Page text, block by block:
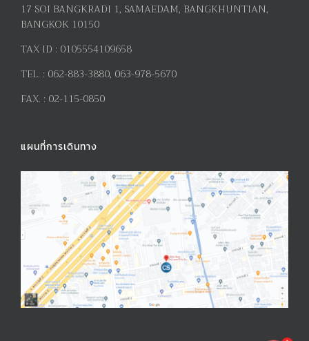
17 SOI BANGKRADI 1, SAMAEDAM, BANGKHUNTIAN,
BANGKOK 10150
TAX ID : 0105554109658
TEL. : 062-883-3880, 063-978-5670
FAX. : 02-115-0850
แผนที่การเดินทาง